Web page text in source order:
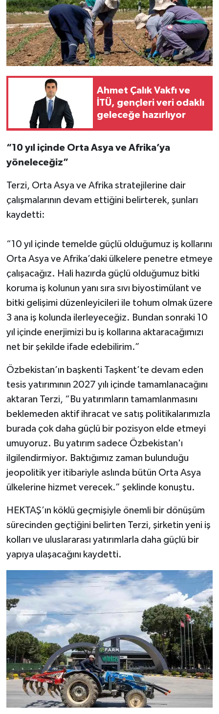
Ahmet Çalık Vakfı ve
İTÜ, gençleri veri odaklı
geleceğe hazırlıyor
“10 yıl içinde Orta Asya ve Afrika’ya
yöneleceğiz”
Terzi, Orta Asya ve Afrika stratejilerine dair
çalışmalarının devam ettiğini belirterek, şunları
kaydetti:
“10 yıl içinde temelde güçlü olduğumuz iş kollarını
Orta Asya ve Afrika’daki ülkelere penetre etmeye
çalışacağız. Hali hazırda güçlü olduğumuz bitki
koruma iş kolunun yanı sıra sıvı biyostimülant ve
bitki gelişimi düzenleyicileri ile tohum olmak üzere
3 ana iş kolunda ilerleyeceğiz. Bundan sonraki 10
yıl içinde enerjimizi bu iş kollarına aktaracağımızı
net bir şekilde ifade edebilirim.”
Özbekistan’ın başkenti Taşkent’te devam eden
tesis yatırımının 2027 yılı içinde tamamlanacağını
aktaran Terzi, “Bu yatırımların tamamlanmasını
beklemeden aktif ihracat ve satış politikalarımızla
burada çok daha güçlü bir pozisyon elde etmeyi
umuyoruz. Bu yatırım sadece Özbekistan'ı
ilgilendirmiyor. Baktığımız zaman bulunduğu
jeopolitik yer itibariyle aslında bütün Orta Asya
ülkelerine hizmet verecek.” şeklinde konuştu.
HEKTAŞ’ın köklü geçmişiyle önemli bir dönüşüm
sürecinden geçtiğini belirten Terzi, şirketin yeni iş
kolları ve uluslararası yatırımlarla daha güçlü bir
yapıya ulaşacağını kaydetti.